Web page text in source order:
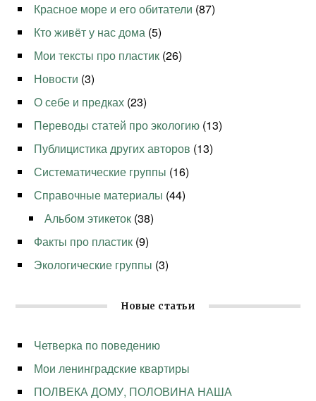
Красное море и его обитатели (87)
Кто живёт у нас дома (5)
Мои тексты про пластик (26)
Новости (3)
О себе и предках (23)
Переводы статей про экологию (13)
Публицистика других авторов (13)
Систематические группы (16)
Справочные материалы (44)
Альбом этикеток (38)
Факты про пластик (9)
Экологические группы (3)
Новые статьи
Четверка по поведению
Мои ленинградские квартиры
ПОЛВЕКА ДОМУ, ПОЛОВИНА НАША